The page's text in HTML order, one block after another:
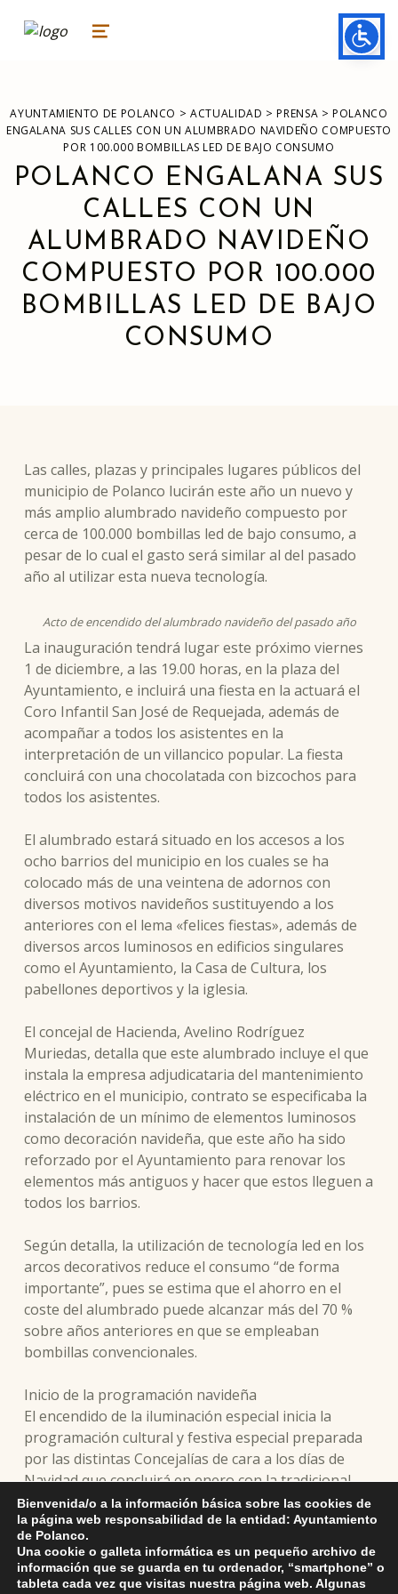
ayuntamiento de polanco
AYUNTAMIENTO DE POLANCO MENU
AYUNTAMIENTO DE POLANCO >ACTUALIDAD >PRENSA >POLANCO
ENGALANA SUS CALLES CON UN ALUMBRADO NAVIDEÑO COMPUESTO
POR 100.000 BOMBILLAS LED DE BAJO CONSUMO
POLANCO ENGALANA SUS
CALLES CON UN
ALUMBRADO NAVIDEÑO
COMPUESTO POR 100.000
BOMBILLAS LED DE BAJO
CONSUMO
Las calles, plazas y principales lugares públicos del
municipio de Polanco lucirán este año un nuevo y
más amplio alumbrado navideño compuesto por
cerca de 100.000 bombillas led de bajo consumo, a
pesar de lo cual el gasto será similar al del pasado
año al utilizar esta nueva tecnología.
Acto de encendido del alumbrado navideño del pasado año
La inauguración tendrá lugar este próximo viernes
1 de diciembre, a las 19.00 horas, en la plaza del
Ayuntamiento, e incluirá una fiesta en la actuará el
Coro Infantil San José de Requejada, además de
acompañar a todos los asistentes en la
interpretación de un villancico popular. La fiesta
concluirá con una chocolatada con bizcochos para
todos los asistentes.
El alumbrado estará situado en los accesos a los
ocho barrios del municipio en los cuales se ha
colocado más de una veintena de adornos con
diversos motivos navideños sustituyendo a los
anteriores con el lema «felices fiestas», además de
diversos arcos luminosos en edificios singulares
como el Ayuntamiento, la Casa de Cultura, los
pabellones deportivos y la iglesia.
El concejal de Hacienda, Avelino Rodríguez
Muriedas, detalla que este alumbrado incluye el que
instala la empresa adjudicataria del mantenimiento
eléctrico en el municipio, contrato se especificaba la
instalación de un mínimo de elementos luminosos
como decoración navideña, que este año ha sido
reforzado por el Ayuntamiento para renovar los
elementos más antiguos y hacer que estos lleguen a
todos los barrios.
Según detalla, la utilización de tecnología led en los
arcos decorativos reduce el consumo “de forma
importante”, pues se estima que el ahorro en el
coste del alumbrado puede alcanzar más del 70 %
sobre años anteriores en que se empleaban
bombillas convencionales.
Inicio de la programación navideña
El encendido de la iluminación especial inicia la
programación cultural y festiva especial preparada
por las distintas Concejalías de cara a los días de
Navidad que concluirá en enero con la tradicional
Cabalgata de Reyes.
Así, el sábado 2 de diciembre tendrá lugar en la Casa
de Cultura el tradicional concurso de postales, que
se desarrollará de 10.00 a 12.30 horas, y cuta
Bienvenida/o a la información básica sobre las cookies de
la página web responsabilidad de la entidad: Ayuntamiento
de Polanco.
Una cookie o galleta informática es un pequeño archivo de
información que se guarda en tu ordenador, “smartphone” o
tableta cada vez que visitas nuestra página web. Algunas